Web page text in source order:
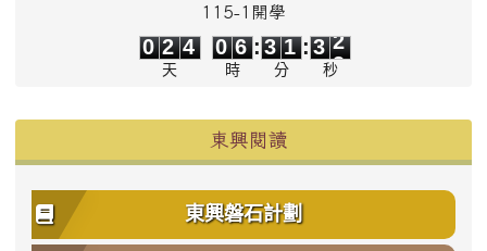
115-1開學
0 2 4
天
0
0
6
6
時
:
3
3
1
1
分
: 3 2
秒
東興閱讀
東興磐石計劃